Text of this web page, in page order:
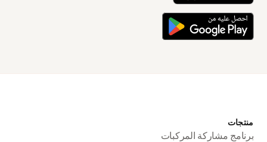
منتجات
برنامج مشاركة المركبات